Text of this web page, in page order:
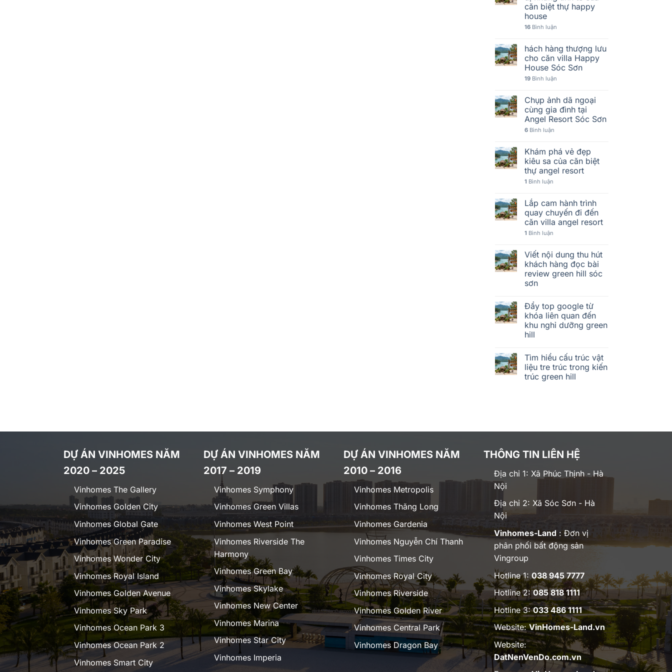
căn biệt thự happy
house
16Bình luận
hách hàng thượng lưu
cho căn villa Happy
House Sóc Sơn
19Bình luận
Chụp ảnh dã ngoại
cùng gia đình tại
Angel Resort Sóc Sơn
6Bình luận
Khám phá vẻ đẹp
kiêu sa của căn biệt
thự angel resort
1 Bình luận
Lắp cam hành trình
quay chuyến đi đến
căn villa angel resort
1 Bình luận
Viết nội dung thu hút
khách hàng đọc bài
review green hill sóc
sơn
Đẩy top google từ
khóa liên quan đến
khu nghỉ dưỡng green
hill
Tìm hiểu cấu trúc vật
liệu tre trúc trong kiến
trúc green hill
DỰ ÁN VINHOMES NĂM
2020 – 2025
Vinhomes The Gallery
Vinhomes Golden City
Vinhomes Global Gate
Vinhomes Green Paradise
Vinhomes Wonder City
Vinhomes Royal Island
Vinhomes Golden Avenue
Vinhomes Sky Park
Vinhomes Ocean Park 3
Vinhomes Ocean Park 2
Vinhomes Smart City
DỰ ÁN VINHOMES NĂM
2017 – 2019
Vinhomes Symphony
Vinhomes Green Villas
Vinhomes West Point
Vinhomes Riverside The
Harmony
Vinhomes Green Bay
Vinhomes Skylake
Vinhomes New Center
Vinhomes Marina
Vinhomes Star City
Vinhomes Imperia
DỰ ÁN VINHOMES NĂM
2010 – 2016
Vinhomes Metropolis
Vinhomes Thăng Long
Vinhomes Gardenia
Vinhomes Nguyễn Chí Thanh
Vinhomes Times City
Vinhomes Royal City
Vinhomes Riverside
Vinhomes Golden River
Vinhomes Central Park
Vinhomes Dragon Bay
THÔNG TIN LIÊN HỆ
Địa chỉ 1: Xã Phúc Thịnh - Hà
Nội
Địa chỉ 2: Xã Sóc Sơn - Hà
Nội
Vinhomes-Land: Đơn vị
phân phối bất động sản
Vingroup
Hotline 1:038 945 7777
Hotline 2:085 818 1111
Hotline 3:033 486 1111
Website:VinHomes-Land.vn
Website:
DatNenVenDo.com.vn